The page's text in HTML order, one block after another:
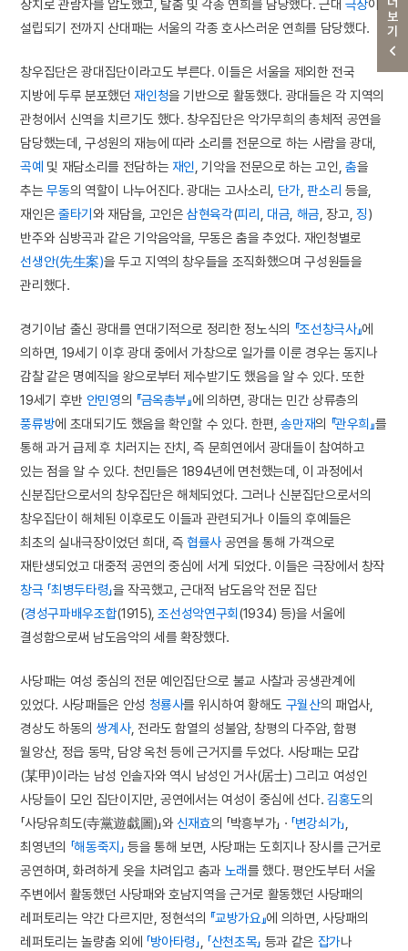
더보기
장치로 관람자를 압도했고, 탈춤 및 각종 연희를 담당했다. 근대 극장이
설립되기 전까지 산대패는 서울의 각종 호사스러운 연희를 담당했다.
창우집단은 광대집단이라고도 부른다. 이들은 서울을 제외한 전국
지방에 두루 분포했던 재인청을 기반으로 활동했다. 광대들은 각 지역의
관청에서 신역을 치르기도 했다. 창우집단은 악가무희의 총체적 공연을
담당했는데, 구성원의 재능에 따라 소리를 전문으로 하는 사람을 광대,
곡예 및 재담소리를 전담하는 재인 , 기악을 전문으로 하는 고인, 춤을
추는무동의 역할이 나누어진다. 광대는 고사소리, 단가,판소리 등을,
재인은줄타기와 재담을, 고인은삼현육각(피리 대금 해금 , 장고, 징)
반주와 심방곡과 같은 기악음악을, 무동은 춤을 추었다. 재인청별로
선생안(先生案)을 두고 지역의 창우들을 조직화했으며 구성원들을
관리했다.
경기이남 출신 광대를 연대기적으로 정리한 정노식의 『조선창극사』에
의하면, 19세기 이후 광대 중에서 가창으로 일가를 이룬 경우는 동지나
감찰 같은 명예직을 왕으로부터 제수받기도 했음을 알 수 있다. 또한
19세기 후반 안민영의 『금옥총부』에 의하면, 광대는 민간 상류층의
풍류방에 초대되기도 했음을 확인할 수 있다. 한편,송만재의 『관우희』를
통해 과거 급제 후 치러지는 잔치, 즉 문희연에서 광대들이 참여하고
있는 점을 알 수 있다. 천민들은 1894년에 면천했는데, 이 과정에서
신분집단으로서의 창우집단은 해체되었다. 그러나 신분집단으로서의
창우집단이 해체된 이후로도 이들과 관련되거나 이들의 후예들은
최초의 실내극장이었던 희대, 즉협률사 공연을 통해 가객으로
재탄생되었고 대중적 공연의 중심에 서게 되었다. 이들은 극장에서 창작
창극 「최병두타령」을 작곡했고, 근대적 남도음악 전문 집단
(경성구파배우조합(1915), 조선성악연구회(1934) 등)을 서울에
결성함으로써 남도음악의 세를 확장했다.
사당패는 여성 중심의 전문 예인집단으로 불교 사찰과 공생관계에
있었다. 사당패들은 안성 청룡사를 위시하여 황해도 구월산의 패업사,
경상도 하동의 쌍계사, 전라도 함열의 성불암, 창평의 다주암, 함평
월앙산, 정읍 동막, 담양 옥천 등에 근거지를 두었다. 사당패는 모갑
(某甲)이라는 남성 인솔자와 역시 남성인 거사(居士) 그리고 여성인
사당들이 모인 집단이지만, 공연에서는 여성이 중심에 선다. 김홍도의
「사당유희도(寺黨遊戱圖)」와 신재효의 「박흥부가」 · 「변강쇠가」
최영년의 「해동죽지」 등을 통해 보면, 사당패는 도회지나 장시를 근거로
공연하며, 화려하게 옷을 차려입고 춤과 노래를 했다. 평안도부터 서울
주변에서 활동했던 사당패와 호남지역을 근거로 활동했던 사당패의
레퍼토리는 약간 다르지만, 정현석의 『교방가요』에 의하면, 사당패의
레퍼토리는 놀량춤 외에 「방아타령」 「산천초목」 등과 같은 잡가나